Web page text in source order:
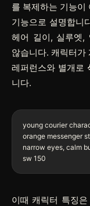
를 복제하는 기능이
기능으로 설명합니
헤어 길이, 실루엣,
않습니다. 캐릭터가
레퍼런스와 별개로
니다.
young courier
orange messenger
narrow eyes, calm
이때 캐릭터 특징